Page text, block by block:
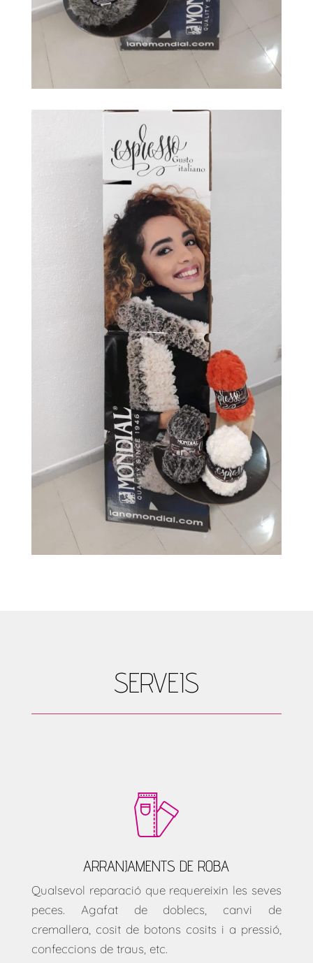
SERVEIS
ARRANJAMENTS DE ROBA
Qualsevol reparació que requereixin les seves
peces. Agafat de doblecs, canvi de
cremallera, cosit de botons cosits i a pressió,
confeccions de traus, etc.